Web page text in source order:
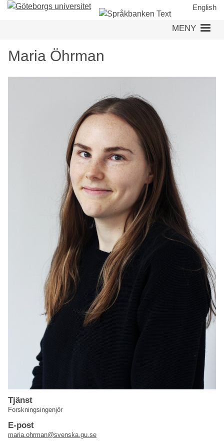
Hoppa
English
MENY
Maria Öhrman
Tjänst
Forskningsingenjör
E-post
maria.ohrman@svenska.gu.se